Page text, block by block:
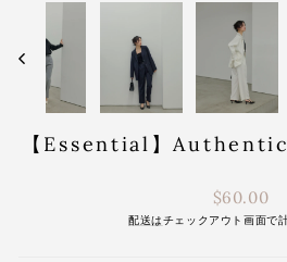
【Essential】
通
常
$60.00
配送はチェックアウト画面で